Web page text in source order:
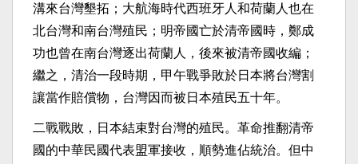
溝來台灣墾拓；大航海時代西班牙人和荷蘭人也在
北台灣和南台灣殖民；明帝國亡於清帝國時，鄭成
功也曾在南台灣逐出荷蘭人，後來被清帝國收編；
繼之，清治一段時期，甲午戰爭敗於日本將台灣割
讓當作賠償物，台灣因而被日本殖民五十年。
二戰戰敗，日本結束對台灣的殖民。革命推翻清帝
國的中華民國代表盟軍接收，順勢進佔統治。但中